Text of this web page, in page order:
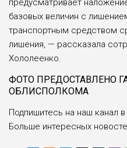
предусматривает
базовых величин с
транспортным средством
лише­ния, — рассказала
Хололеенко.
ФОТО ПРЕДОСТАВЛЕНО
ОБЛИСПОЛКОМА
Подпишитесь на наш канал в
Больше интересных